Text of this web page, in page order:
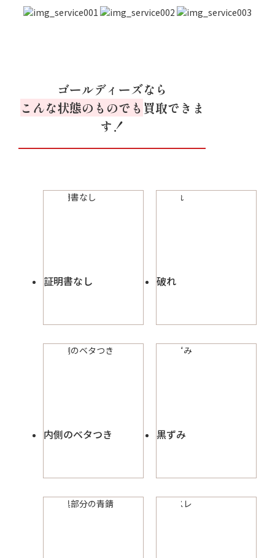
ゴールディーズなら
こんな状態のものでも 買取できま
す！
証明書なし 破れ
内側のベタつき 黒ずみ